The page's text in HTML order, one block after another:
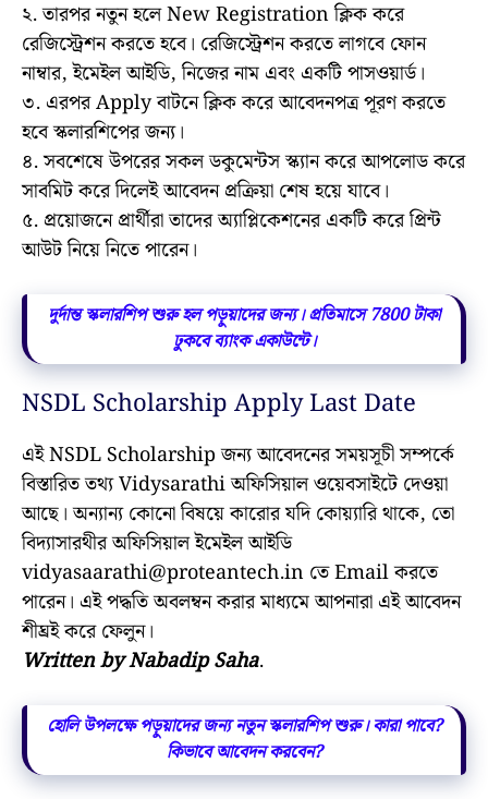
২. তারপর নতুন হলে New Registration ক্লিক করে
রেজিস্ট্রেশন করতে হবে। রেজিস্ট্রেশন করতে লাগবে ফোন
নাম্বার, ইমেইল আইডি, নিজের নাম এবং একটি পাসওয়ার্ড।
৩. এরপর Apply বাটনে ক্লিক করে আবেদনপত্র পূরণ করতে
হবে স্কলারশিপের জন্য।
৪. সবশেষে উপরের সকল ডকুমেন্টস স্ক্যান করে আপলোড করে
সাবমিট করে দিলেই আবেদন প্রক্রিয়া শেষ হয়ে যাবে।
৫. প্রয়োজনে প্রার্থীরা তাদের অ্যাপ্লিকেশনের একটি করে প্রিন্ট
আউট নিয়ে নিতে পারেন।
দুর্দান্ত স্কলারশিপ শুরু হল পড়ুয়াদের জন্য। প্রতিমাসে 7800 টাকা
ঢুকবে ব্যাংক একাউন্টে।
NSDL Scholarship Apply Last Date
এই NSDL Scholarship জন্য আবেদনের সময়সূচী সম্পর্কে
বিস্তারিত তথ্য Vidysarathi অফিসিয়াল ওয়েবসাইটে দেওয়া
আছে। অন্যান্য কোনো বিষয়ে কারোর যদি কোয়্যারি থাকে, তো
বিদ্যাসারথীর অফিসিয়াল ইমেইল আইডি
vidyasaarathi@proteantech.in তে Email করতে
পারেন। এই পদ্ধতি অবলম্বন করার মাধ্যমে আপনারা এই আবেদন
শীঘ্রই করে ফেলুন।
Written by Nabadip Saha.
হোলি উপলক্ষে পড়ুয়াদের জন্য নতুন স্কলারশিপ শুরু। কারা পাবে?
কিভাবে আবেদন করবেন?